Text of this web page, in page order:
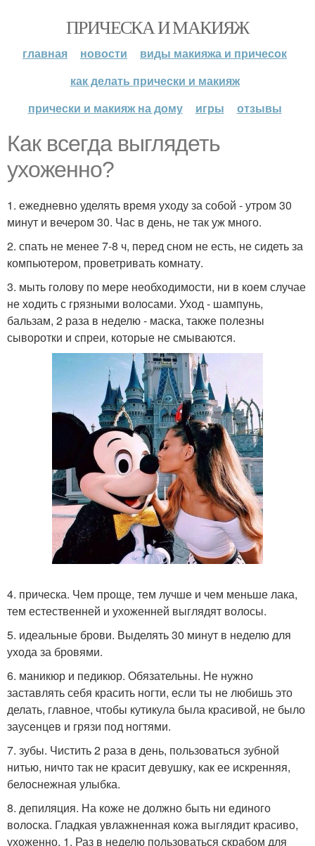
ПРИЧЕСКА И МАКИЯЖ
главная новости
виды макияжа и причесок
как делать прически и макияж
прически и макияж на дому
игры отзывы
Как всегда выглядеть
ухоженно?
1. ежедневно уделять время уходу за собой - утром 30
минут и вечером 30. Час в день, не так уж много.
2. спать не менее 7-8 ч, перед сном не есть, не сидеть за
компьютером, проветривать комнату.
3. мыть голову по мере необходимости, ни в коем случае
не ходить с грязными волосами. Уход - шампунь,
бальзам, 2 раза в неделю - маска, также полезны
сыворотки и спреи, которые не смываются.
4. прическа. Чем проще, тем лучше и чем меньше лака,
тем естественней и ухоженней выглядят волосы.
5. идеальные брови. Выделять 30 минут в неделю для
ухода за бровями.
6. маникюр и педикюр. Обязательны. Не нужно
заставлять себя красить ногти, если ты не любишь это
делать, главное, чтобы кутикула была красивой, не было
заусенцев и грязи под ногтями.
7. зубы. Чистить 2 раза в день, пользоваться зубной
нитью, ничто так не красит девушку, как ее искренняя,
белоснежная улыбка.
8. депиляция. На коже не должно быть ни единого
волоска. Гладкая увлажненная кожа выглядит красиво,
ухоженно. 1. Раз в неделю пользоваться скрабом для